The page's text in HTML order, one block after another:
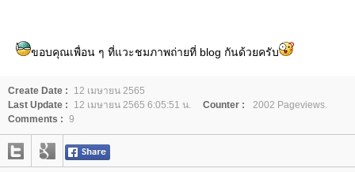
ขอบคุณเพื่อน ๆ ที่แวะชมภาพถ่ายที่ blog กันด้วยครับ
Create Date :
12 เมษายน 2565
Last Update :
12 เมษายน 2565 6:05:51 น. Counter :
2002 Pageviews.
Comments : 9